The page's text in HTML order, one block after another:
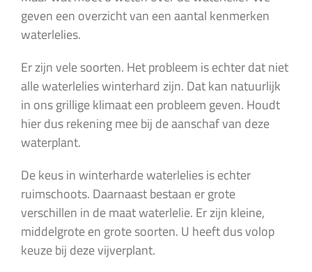
geven een overzicht van een aantal kenmerken
waterlelies.
Er zijn vele soorten. Het probleem is echter dat niet
alle waterlelies winterhard zijn. Dat kan natuurlijk
in ons grillige klimaat een probleem geven. Houdt
hier dus rekening mee bij de aanschaf van deze
waterplant.
De keus in winterharde waterlelies is echter
ruimschoots. Daarnaast bestaan er grote
verschillen in de maat waterlelie. Er zijn kleine,
middelgrote en grote soorten. U heeft dus volop
keuze bij deze vijverplant.